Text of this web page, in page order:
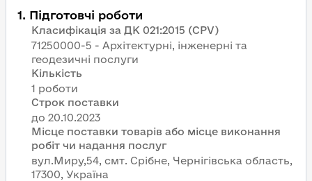
1. Підготовчі роботи
Класифікація за ДК 021:2015 (CPV)
71250000-5 - Архітектурні, інженерні та
геодезичні послуги
Кількість
1 роботи
Строк поставки
Місце поставки товарів або місце виконання
робіт чи надання послуг
вул.Миру,54, смт. Срiбне, Чернігівська область,
17300, Україна